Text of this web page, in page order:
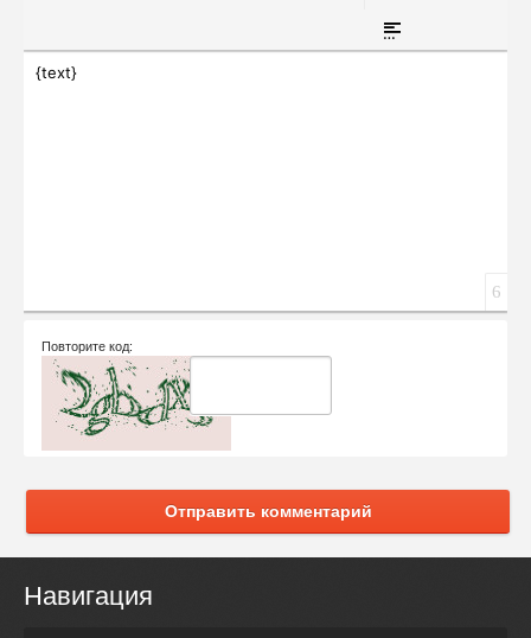
Вставка скрытого
{text}
6
Повторите код:
Отправить комментарий
Навигация